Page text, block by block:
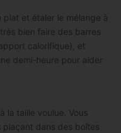
plat et étaler le mélange à
bien faire des barres
calorifique), et
demi-heure pour aider
la taille voulue. Vous
dans des boîtes